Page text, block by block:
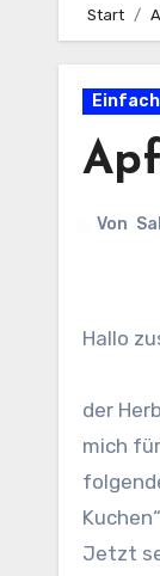
Start
Von
Hallo
der
mich
Jetzt